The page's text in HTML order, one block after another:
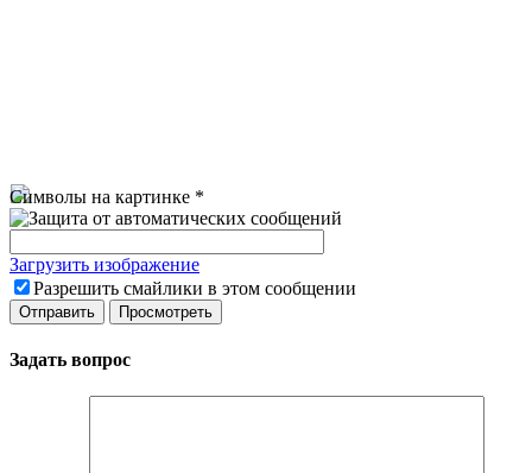
Символы на картинке *
Загрузить изображение
Разрешить смайлики в этом сообщении
Задать вопрос